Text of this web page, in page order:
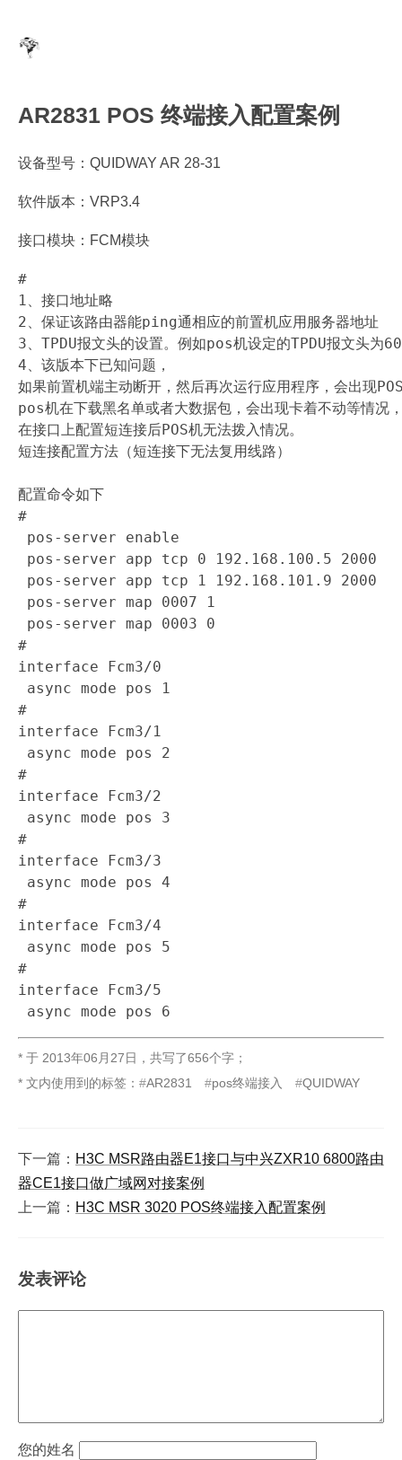
AR2831 POS 终端接入配置案例
设备型号：QUIDWAY AR 28-31
软件版本：VRP3.4
接口模块：FCM模块
#
1、接口地址略
2、保证该路由器能ping通相应的前置机应用服务器地址
3、TPDU报文头的设置。例如pos机设定的TPDU报文头
4、该版本下已知问题，
如果前置机端主动断开，然后再次运行应用程序，会出现
pos机在下载黑名单或者大数据包，会出现卡着不动等情况
在接口上配置短连接后POS机无法拨入情况。
短连接配置方法（短连接下无法复用线路）
配置命令如下
#
pos-server enable
pos-server app tcp 0 192.168.100.5 2000
pos-server app tcp 1 192.168.101.9 2000
pos-server map 0007 1
pos-server map 0003 0
#
interface Fcm3/0
async mode pos 1
#
interface Fcm3/1
async mode pos 2
#
interface Fcm3/2
async mode pos 3
#
interface Fcm3/3
async mode pos 4
#
interface Fcm3/4
async mode pos 5
#
interface Fcm3/5
async mode pos 6
* 于 2013年06月27日 ， 共写了656个字 ；
* 文内使用到的标签：
AR2831 pos终端接入 QUIDWAY
下一篇： H3C MSR路由器E1接口与中兴ZXR10 6800路由
器CE1接口做广域网对接案例
上一篇： H3C MSR 3020 POS终端接入配置案例
发表评论
姓名